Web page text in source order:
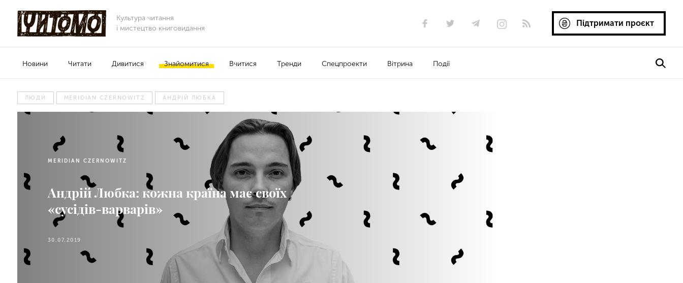
Культура читання
і мистецтво книговидання
Підтримати проєкт
Новини Читати Дивитися Знайомитися Вчитися Тренди Спецпроекти Вітрина Події
ЛЮДИ MERIDIAN CZERNOWITZ АНДРІЙ ЛЮБКА
MERIDIAN CZERNOWITZ
Андрій Любка: кожна країна має своїх
«сусідів-варварів»
30.07.2019